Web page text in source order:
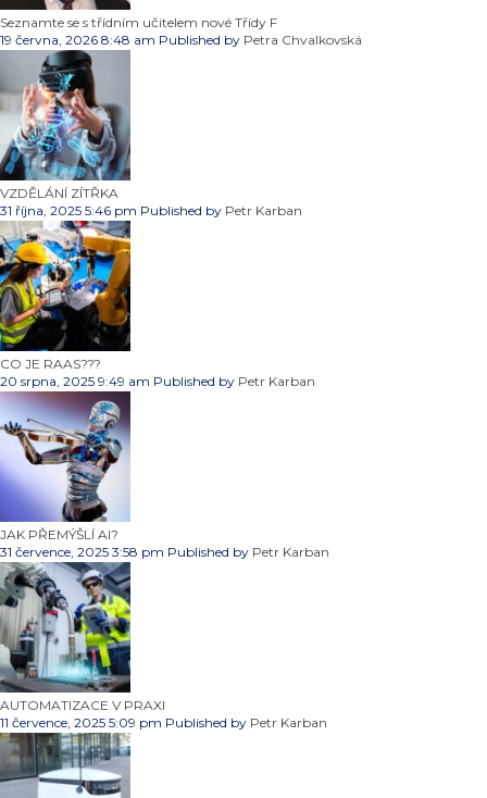
Seznamte se s třídním učitelem nové Třídy F
19 června, 2026 8:48 am Published by Petra Chvalkovská
VZDĚLÁNÍ ZÍTŘKA
31 října, 2025 5:46 pm Published by Petr Karban
CO JE RAAS???
20 srpna, 2025 9:49 am Published by Petr Karban
JAK PŘEMÝŠLÍ AI?
31 července, 2025 3:58 pm Published by Petr Karban
AUTOMATIZACE V PRAXI
11 července, 2025 5:09 pm Published by Petr Karban